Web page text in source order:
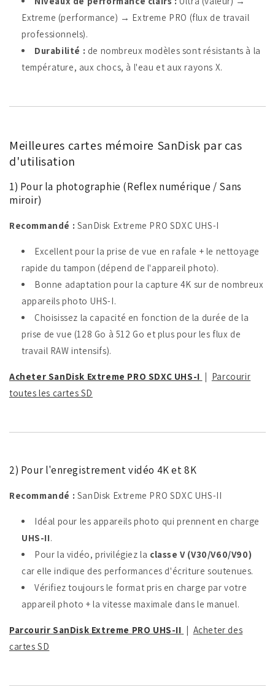
Extreme (performance) → Extreme PRO (flux de travail
professionnels).
Durabilité : de nombreux modèles sont résistants à la
température, aux chocs, à l'eau et aux rayons X.
Meilleures cartes mémoire SanDisk par cas
d'utilisation
1) Pour la photographie (Reflex numérique / Sans
miroir)
Recommandé : SanDisk Extreme PRO SDXC UHS-I
Excellent pour la prise de vue en rafale + le nettoyage
rapide du tampon (dépend de l'appareil photo).
Bonne adaptation pour la capture 4K sur de nombreux
appareils photo UHS-I.
Choisissez la capacité en fonction de la durée de la
prise de vue (128 Go à 512 Go et plus pour les flux de
travail RAW intensifs).
Acheter SanDisk Extreme PRO SDXC UHS-I | Parcourir
toutes les cartes SD
2) Pour l'enregistrement vidéo 4K et 8K
Recommandé : SanDisk Extreme PRO SDXC UHS-II
Idéal pour les appareils photo qui prennent en charge
UHS-II.
Pour la vidéo, privilégiez la classe V (V30/V60/V90)
car elle indique des performances d'écriture soutenues.
Vérifiez toujours le format pris en charge par votre
appareil photo + la vitesse maximale dans le manuel.
Parcourir SanDisk Extreme PRO UHS-II | Acheter des
cartes SD